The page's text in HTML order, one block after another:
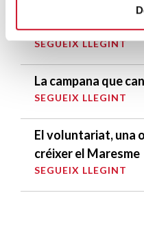
4.100 persones en
extraordinari de
SEGUEIX LLEGINT
La campana que
SEGUEIX LLEGINT
El voluntariat, una
créixer el Maresme
SEGUEIX LLEGINT